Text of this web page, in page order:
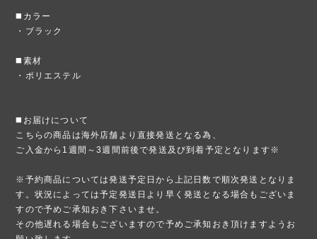
◼️カラー
・ブラック
◼️素材
・ポリエステル
◼️お届けについて
こちらの商品は海外店舗より直接発送となる為、
ご入金から1週間～3週間前後で発送及び到着予定となります※
※予約商品については発送予定日から上記日数で順次発送となりま
す。状況によっては予定発送日より早く発送となる場合もございま
すので予めご承知おき下さいませ。
その他遅れる場合もございますので予めご承知おき頂けますようお